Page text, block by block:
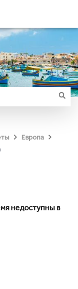
Европа
недоступны в